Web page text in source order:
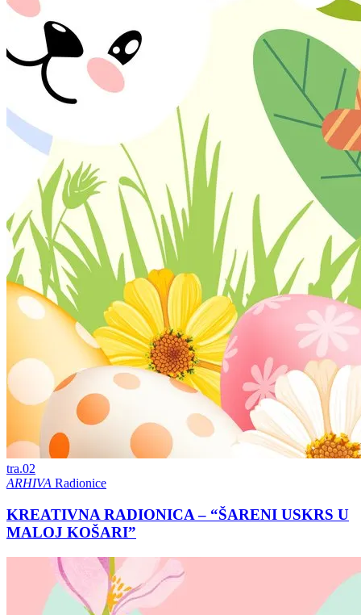
tra.02
ARHIVA Radionice
KREATIVNA RADIONICA – “ŠARENI USKRS U
MALOJ KOŠARI”